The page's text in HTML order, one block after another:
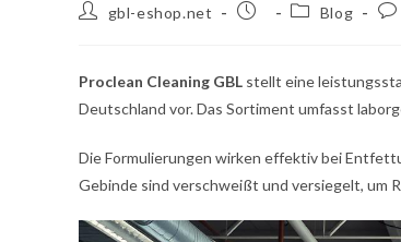
Postgbl-eshop.net
Post
PostBlog
Proclean Cleaning GBL stellt eine
Deutschland vor. Das Sortiment umfasst
Die Formulierungen wirken effektiv bei
Gebinde sind verschweißt und versiegelt, um